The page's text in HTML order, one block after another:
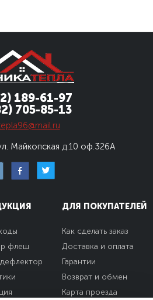
флеш
ДЛЯ ПОКУПАТЕЛЕЙ
Как сделать заказ
Доставка и оплата
Гарантии
Возврат и обмен
Карта проезда
189-61-97
705-85-13
Майкопская д.10 оф.326А